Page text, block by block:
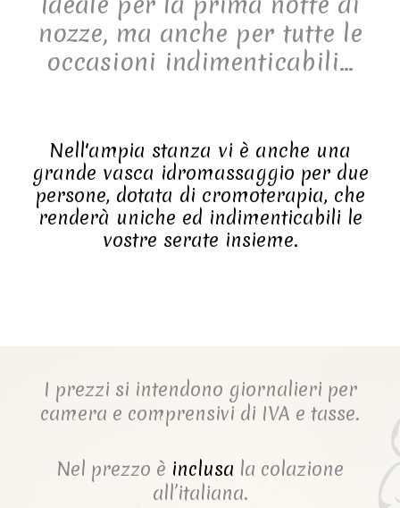
nozze, ma anche per tutte le
occasioni indimenticabili...
rendere uniche le serate più
importanti della vostra vita.
Nell'ampia stanza vi è anche una
grande vasca idromassaggio per due
persone, dotata di cromoterapia, che
renderà uniche ed indimenticabili le
vostre serate insieme.
I prezzi si intendono giornalieri per
camera e comprensivi di IVA e tasse.
Nel prezzo è inclusa la colazione
all’italiana.